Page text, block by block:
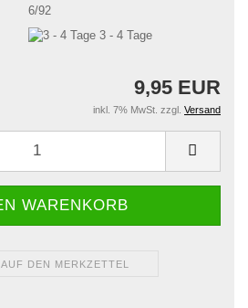
6/92
3 - 4 Tage
9,95 EUR
inkl. 7% MwSt. zzgl. Versand
AUF DEN MERKZETTEL